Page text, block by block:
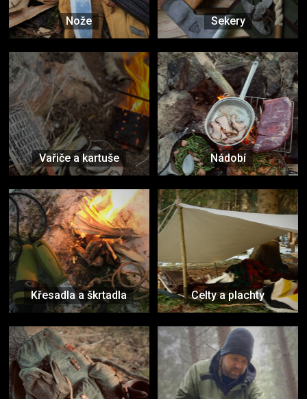
Nože Sekery
Vařiče a kartuše Nádobí
Křesadla a škrtadla Celty a plachty